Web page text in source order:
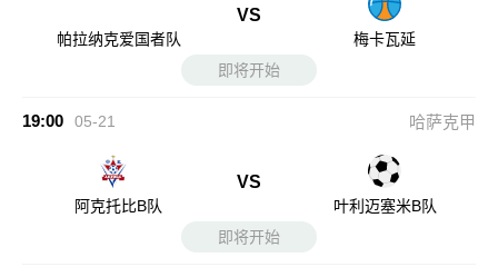
帕拉纳克爱国者队
VS
梅卡瓦延
即将开始
19:00 05-21 哈萨克甲
阿克托比B队
VS
叶利迈塞米B队
即将开始